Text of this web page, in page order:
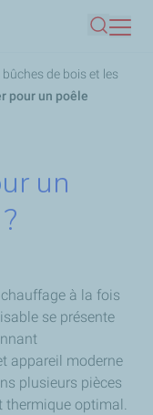
de bois et les
pour un poêle
un
à la fois
se présente
appareil moderne
plusieurs pièces
thermique optimal.